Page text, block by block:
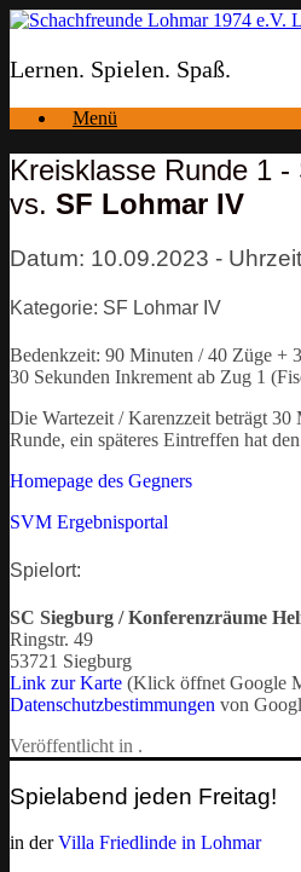
Zum
springen
Lernen. Spielen. Spaß.
Menü
Kreisklasse Runde 1
vs. SF Lohmar IV
Datum: 10.09.2023 -
Kategorie: SF Lohmar IV
Bedenkzeit: 90 Minuten / 40 Züge +
30 Sekunden Inkrement ab Zug 1
Die Wartezeit / Karenzzeit beträgt 30
Runde, ein späteres Eintreffen hat
Homepage des Gegners
SVM Ergebnisportal
Spielort:
SC Siegburg / Konferenzräume
Ringstr. 49
53721 Siegburg
Link zur Karte (Klick öffnet Google
Datenschutzbestimmungen von
Veröffentlicht in .
Spielabend jeden Freitag!
in derVilla Friedlinde in Lohmar